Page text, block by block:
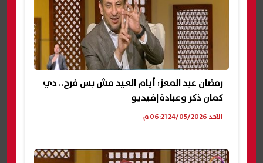
رمضان عبد المعز: أيام العيد مش بس فرح.. دي
كمان ذكر وعبادة|فيديو
الأحد 24/05/2026 06:21 م